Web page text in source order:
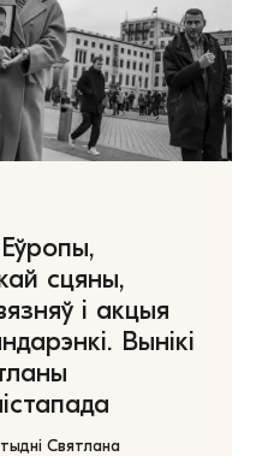
сцяны,
і акцыя
Вынікі
Святлана